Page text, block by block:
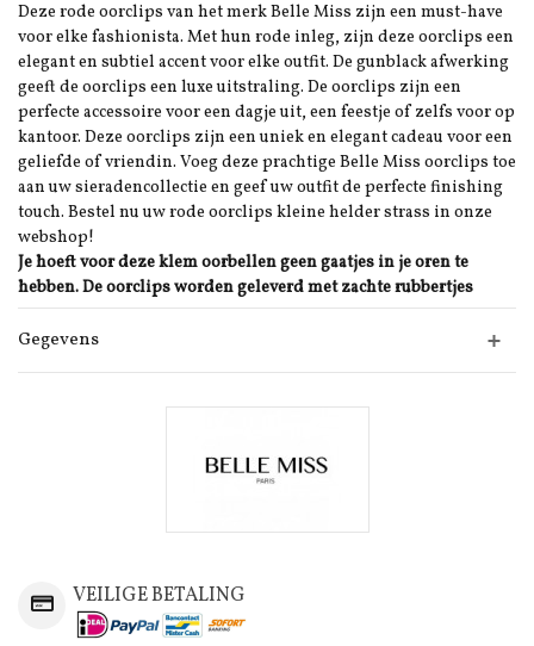
Deze rode oorclips van het merk Belle Miss zijn een must-have
voor elke fashionista. Met hun rode inleg, zijn deze oorclips een
elegant en subtiel accent voor elke outfit. De gunblack afwerking
geeft de oorclips een luxe uitstraling. De oorclips zijn een
perfecte accessoire voor een dagje uit, een feestje of zelfs voor op
kantoor. Deze oorclips zijn een uniek en elegant cadeau voor een
geliefde of vriendin. Voeg deze prachtige Belle Miss oorclips toe
aan uw sieradencollectie en geef uw outfit de perfecte finishing
touch. Bestel nu uw rode oorclips kleine helder strass in onze
webshop!
Je hoeft voor deze klem oorbellen geen gaatjes in je oren te
hebben. De oorclips worden geleverd met zachte rubbertjes
Gegevens
VEILIGE BETALING